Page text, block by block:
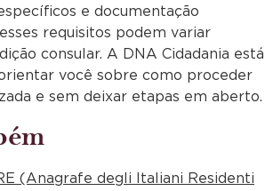
e documentação
requisitos podem variar
consular. A DNA Cidadania está
você sobre como proceder
e sem deixar etapas em aberto.
(Anagrafe degli Italiani Residenti